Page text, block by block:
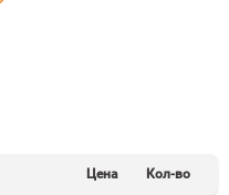
Цена Кол-во